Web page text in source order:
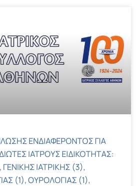
ΕΝΔΙΑΦΕΡΟΝΤΟΣ ΓΙΑ
ΙΑΤΡΟΥΣ ΕΙΔΙΚΟΤΗΤΑΣ:
ΙΑΤΡΙΚΗΣ (3),
(1), ΟΥΡΟΛΟΓΙΑΣ (1),